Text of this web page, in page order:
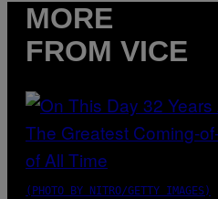
MORE
FROM VICE
(PHOTO BY NITRO/GETTY IMAGES)